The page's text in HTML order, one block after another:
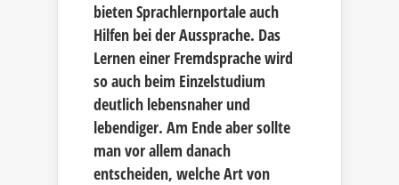
bieten Sprachlernportale auch
Hilfen bei der Aussprache. Das
Lernen einer Fremdsprache wird
so auch beim Einzelstudium
deutlich lebensnaher und
lebendiger. Am Ende aber sollte
man vor allem danach
entscheiden, welche Art von